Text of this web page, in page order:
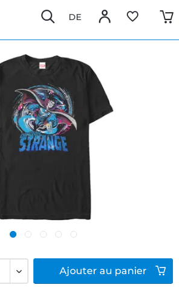
DE
Ajouter au panier